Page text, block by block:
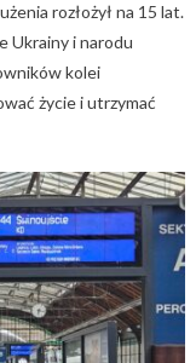
rozłożył na 15 lat.
Ukrainy i narodu
kolei
życie i utrzymać